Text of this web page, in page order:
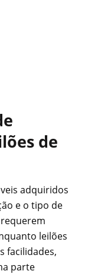
de
adquiridos
e o tipo de
leilões
facilidades,
parte